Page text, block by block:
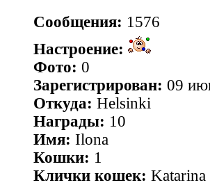
Сообщения: 1576
Настроение:
Фото: 0
Зарегистрирован: 09
Откуда: Helsinki
Награды: 10
Имя: Ilona
Кошки: 1
Клички кошек: Katarina